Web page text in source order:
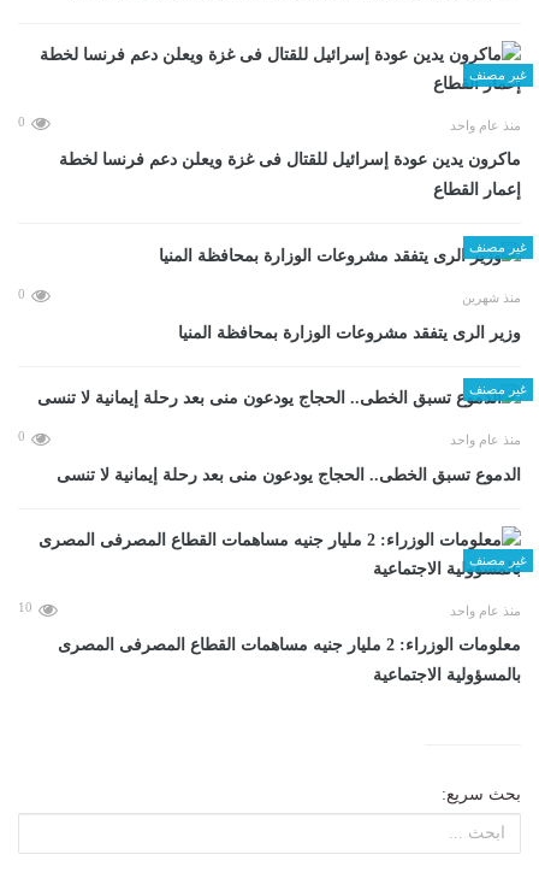
غير مصنف
منذ عام واحد 0
ماكرون يدين عودة إسرائيل للقتال فى غزة ويعلن دعم فرنسا لخطة
إعمار القطاع
غير مصنف
منذ شهرين 0
وزير الرى يتفقد مشروعات الوزارة بمحافظة المنيا
غير مصنف
منذ عام واحد 0
الدموع تسبق الخطى.. الحجاج يودعون منى بعد رحلة إيمانية لا تنسى
غير مصنف
منذ عام واحد 10
معلومات الوزراء: 2 مليار جنيه مساهمات القطاع المصرفى المصرى
بالمسؤولية الاجتماعية
بحث سريع: